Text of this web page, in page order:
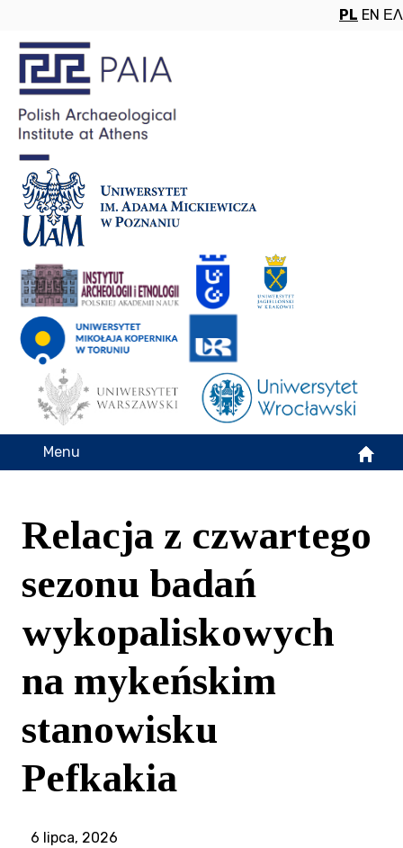
PL EN ΕΛ
Menu
Relacja z czwartego
sezonu badań
wykopaliskowych
na mykeńskim
stanowisku
Pefkakia
6 lipca, 2026